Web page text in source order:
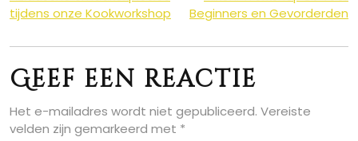
tijdens onze Kookworkshop
Beginners en Gevorderden
Geef een reactie
Het e-mailadres wordt niet gepubliceerd. Vereiste
velden zijn gemarkeerd met *